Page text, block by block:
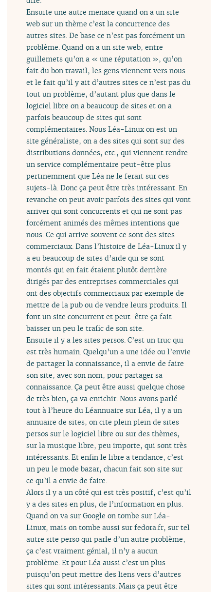
Ensuite une autre menace quand on a un site
web sur un thème c’est la concurrence des
autres sites. De base ce n’est pas forcément un
problème. Quand on a un site web, entre
guillemets qu’on a « une réputation », qu’on
fait du bon travail, les gens viennent vers nous
et le fait qu’il y ait d’autres sites ce n’est pas du
tout un problème, d’autant plus que dans le
logiciel libre on a beaucoup de sites et on a
parfois beaucoup de sites qui sont
complémentaires. Nous Léa-Linux on est un
site généraliste, on a des sites qui sont sur des
distributions données, etc., qui viennent rendre
un service complémentaire peut-être plus
pertinemment que Léa ne le ferait sur ces
sujets-là. Donc ça peut être très intéressant. En
revanche on peut avoir parfois des sites qui vont
arriver qui sont concurrents et qui ne sont pas
forcément animés des mêmes intentions que
nous. Ce qui arrive souvent ce sont des sites
commerciaux. Dans l’histoire de Léa-Linux il y
a eu beaucoup de sites d’aide qui se sont
montés qui en fait étaient plutôt derrière
dirigés par des entreprises commerciales qui
ont des objectifs commerciaux par exemple de
mettre de la pub ou de vendre leurs produits. Il
font un site concurrent et peut-être ça fait
baisser un peu le trafic de son site.
Ensuite il y a les sites persos. C’est un truc qui
est très humain. Quelqu’un a une idée ou l’envie
de partager la connaissance, il a envie de faire
son site, avec son nom, pour partager sa
connaissance. Ça peut être aussi quelque chose
de très bien, ça va enrichir. Nous avons parlé
tout à l’heure du Léannuaire sur Léa, il y a un
annuaire de sites, on cite plein plein de sites
persos sur le logiciel libre ou sur des thèmes,
sur la musique libre, peu importe, qui sont très
intéressants. Et enfin le libre a tendance, c’est
un peu le mode bazar, chacun fait son site sur
ce qu’il a envie de faire.
Alors il y a un côté qui est très positif, c’est qu’il
y a des sites en plus, de l’information en plus.
Quand on va sur Google on tombe sur Léa-
Linux, mais on tombe aussi sur fedora.fr, sur tel
autre site perso qui parle d’un autre problème,
ça c’est vraiment génial, il n’y a aucun
problème. Et pour Léa aussi c’est un plus
puisqu’on peut mettre des liens vers d’autres
sites qui sont intéressants. Mais ça peut être